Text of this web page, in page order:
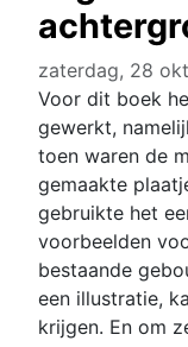
zaterdag, 28
Voor dit boek
gewerkt,
toen waren de
gemaakte
gebruikte het
voorbeelden
bestaande
een illustratie,
krijgen. En om